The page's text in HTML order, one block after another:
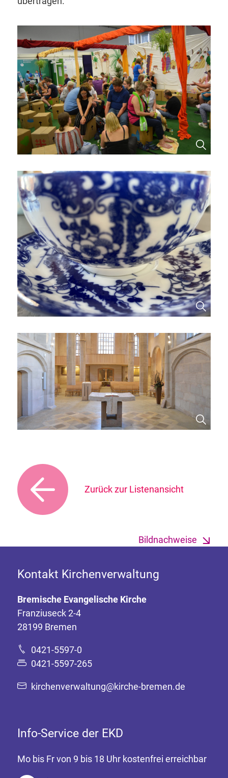
Zurück zur Listenansicht
Bildnachweise
Kontakt Kirchenverwaltung
Bremische Evangelische Kirche
Franziuseck 2-4
28199 Bremen
0421-5597-0
0421-5597-265
kirchenverwaltung@kirche-bremen.de
Info-Service der EKD
Mo bis Fr von 9 bis 18 Uhr kostenfrei erreichbar